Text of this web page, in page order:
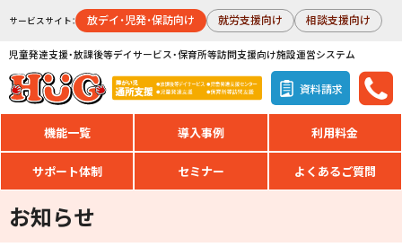
サービスサイト： 放デイ・児発・保訪向け 就労支援向け 相談支援向け
児童発達支援・放課後等デイサービス・保育所等訪問支援向け施設運営システム
資料請求
機能一覧 導入事例 利用料金
サポート体制 セミナー よくあるご質問
お知らせ